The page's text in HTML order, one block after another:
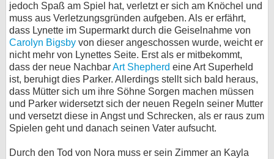
jedoch Spaß am Spiel hat, verletzt er sich am Knöchel und
muss aus Verletzungsgründen aufgeben. Als er erfährt,
dass Lynette im Supermarkt durch die Geiselnahme von
Carolyn Bigsby von dieser angeschossen wurde, weicht er
nicht mehr von Lynettes Seite. Erst als er mitbekommt,
dass der neue NachbarArt Shepherd eine Art Superheld
ist, beruhigt dies Parker. Allerdings stellt sich bald heraus,
dass Mütter sich um ihre Söhne Sorgen machen müssen
und Parker widersetzt sich der neuen Regeln seiner Mutter
und versetzt diese in Angst und Schrecken, als er raus zum
Spielen geht und danach seinen Vater aufsucht.
Durch den Tod von Nora muss er sein Zimmer an Kayla